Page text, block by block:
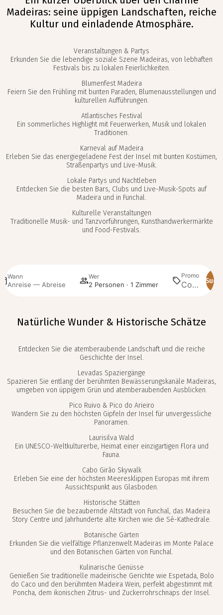
Wann
Anreise — Abreise
Wer
2 Personen · 1 Zimmer
Promo
Madeiras: seine üppigen Landschaften, reiche
Kultur und einladende Atmosphäre.
Veranstaltungen & Partys
Erkunden Sie die lebendige soziale Szene Madeiras, von lebhaften
Festivals bis zu lokalen Feierlichkeiten.
Blumenfest Madeira
Feiern Sie den Frühling mit bunten Paraden, Blumenausstellungen und
kulturellen Aufführungen.
Atlantisches Festival
Ein sommerliches Highlight mit Feuerwerken, Musik und lokalen
Traditionen.
Karneval auf Madeira
Erleben Sie das energiegeladene Fest der Insel mit bunten Kostümen,
Straßenpartys und Live-Musik.
Lokale Partys und Nachtleben
Entdecken Sie die besten Bars, Clubs und Live-Musik-Spots auf
Madeira und in Funchal.
Kulturelle Veranstaltungen
Traditionelle Musik- und Tanzvorführungen, Kunsthandwerkermärkte
und Food-Festivals.
Natürliche Wunder & Historische Schätze
Entdecken Sie die atemberaubende Landschaft und die reiche
Geschichte der Insel.
Levadas Spaziergänge
Spazieren Sie entlang der berühmten Bewässerungskanäle Madeiras,
umgeben von üppigem Grün und atemberaubenden Ausblicken.
Pico Ruivo & Pico do Arieiro
Wandern Sie zu den höchsten Gipfeln der Insel für unvergessliche
Panoramen.
Laurisilva Wald
Ein UNESCO-Weltkulturerbe, Heimat einer einzigartigen Flora und
Fauna.
Cabo Girão Skywalk
Erleben Sie eine der höchsten Meeresklippen Europas mit ihrem
Aussichtspunkt aus Glasboden.
Historische Stätten
Besuchen Sie die bezaubernde Altstadt von Funchal, das Madeira
Story Centre und Jahrhunderte alte Kirchen wie die Sé-Kathedrale.
Botanische Gärten
Erkunden Sie die vielfältige Pflanzenwelt Madeiras im Monte Palace
und den Botanischen Gärten von Funchal.
Kulinarische Genüsse
Genießen Sie traditionelle madeirische Gerichte wie Espetada, Bolo
do Caco und den berühmten Madeira Wein, perfekt abgestimmt mit
Poncha, dem ikonischen Zitrus- und Zuckerrohrschnaps der Insel.